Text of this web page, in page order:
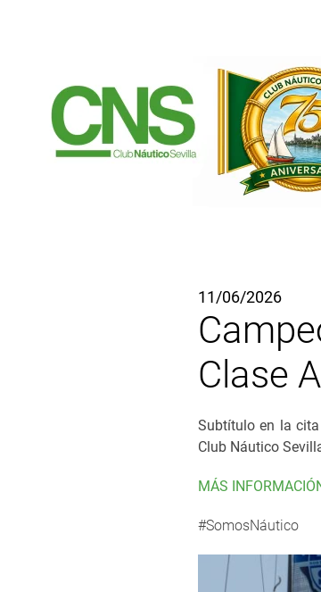
11/06/2026
Clase A
Subtítulo en la
Club Náutico
MÁS
#SomosNáutico